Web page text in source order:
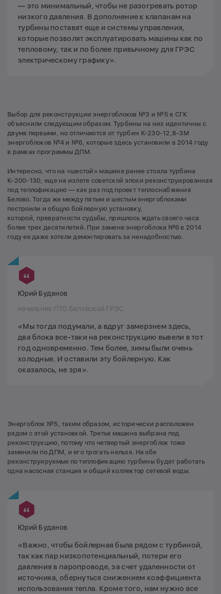
— это минимальный, чтобы не разогревать ротор
низкого давления. В дополнение к клапанам на
турбины поставят еще и системы управления,
которые позволят эксплуатировать машины как по
тепловому, так и по более привычному для ГРЭС
электрическому графику».
Выбор для реконструкции энергоблоков №3 и №5 в СГК
объяснили следующим образом. Турбины на них идентичны с
двумя первыми, но отличаются от турбин К-230-12,8-3М
энергоблоков №4 и №6, которые здесь установили в 2014 году
в рамках программы ДПМ.
Интересно, что на «шестой» машине ранее стояла турбина
К-200-130, еще на излете советской эпохи реконструированная
под теплофикацию — как раз под проект теплоснабжения
Белово. Тогда же между пятым и шестым энергоблоками
построили и общую бойлерную установку,
которой, превратности судьбы, пришлось ждать своего часа
более трех десятилетий. При замене энергоблока №6 в 2014
году ее даже хотели демонтировать за ненадобностью.
Юрий Буданов
начальник ПТО Беловской ГРЭС
«Мы тогда подумали, а вдруг замерзнем здесь,
два блока все-таки на реконструкцию вывели в тот
год одновременно. Тем более, зимы были очень
холодные. И оставили эту бойлерную. Как
оказалось, не зря».
Энергоблок №5, таким образом, исторически расположен
рядом с этой установкой. Третья машина выбрана под
реконструкцию, потому что четвертый энергоблок тоже
заменили по ДПМ, и его трогать нельзя. На обе
реконструируемые по теплофикацию турбины будет работать
одна насосная станция и общий коллектор сетевой воды.
Юрий Буданов
«Важно, чтобы бойлерная была рядом с турбиной,
так как пар низкопотенциальный, потери его
давления в паропроводе, за счет удаленности от
источника, обернуться снижением коэффициента
использования тепла. Кроме того, нам нужно все